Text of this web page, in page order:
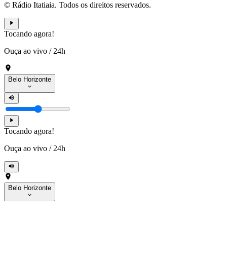
© Rádio Itatiaia. Todos os direitos reservados.
Tocando agora!
Ouça ao vivo / 24h
Belo Horizonte
Tocando agora!
Ouça ao vivo / 24h
Belo Horizonte